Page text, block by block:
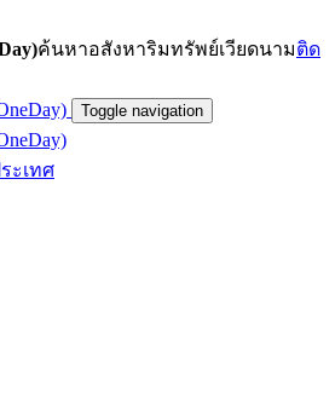
ค้นหาอสังหาริมทรัพย์เวียดนามติด
Toggle navigation
ะเทศ